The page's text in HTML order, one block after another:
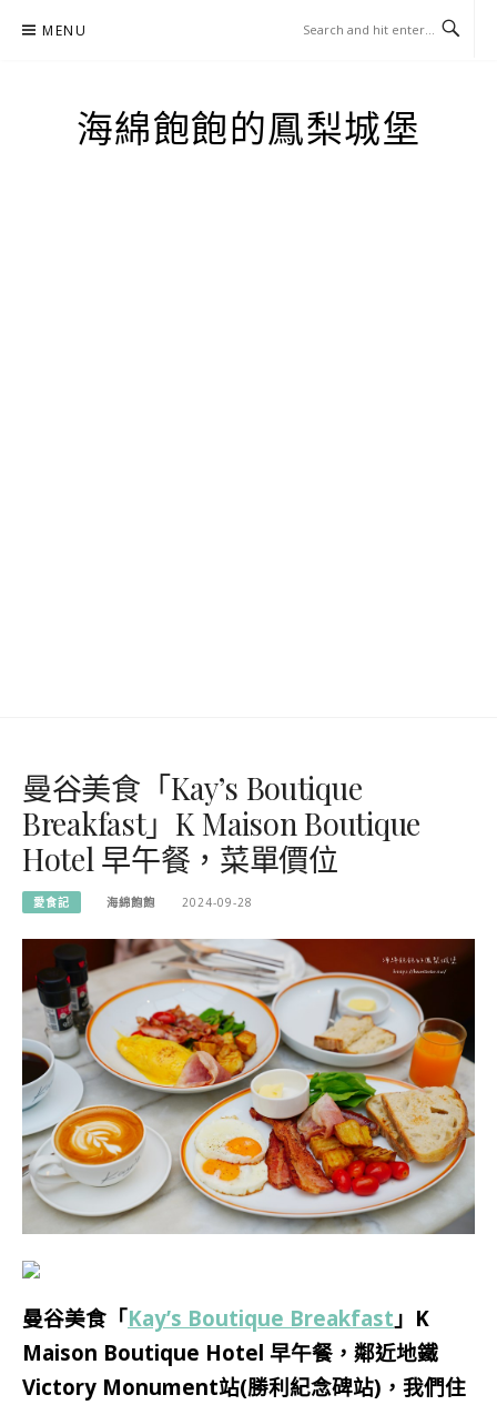
MENU
海綿飽飽的鳳梨城堡
曼谷美食「Kay’s Boutique
Breakfast」K Maison Boutique
Hotel 早午餐，菜單價位
愛食記 海綿飽飽 2024-09-28
曼谷美食「Kay’s Boutique Breakfast 」K
Maison Boutique Hotel 早午餐， 鄰近地鐵
Victory Monument站(勝利紀念碑站)，我們住